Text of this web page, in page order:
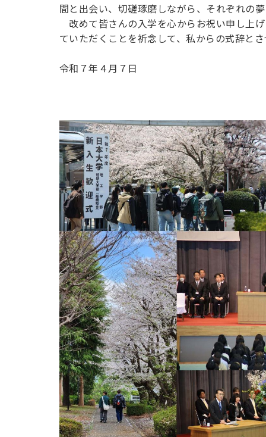
間と出会い、切磋琢磨しながら、それぞれの
改めて皆さんの入学を心からお祝い申し上
ていただくことを祈念して、私からの式辞と
令和７年４月７日